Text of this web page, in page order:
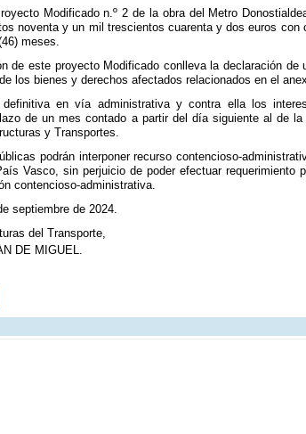
Modificado n.º 2 de la obra del Metro
noventa y un mil trescientos cuarenta y dos euros
meses.
de este proyecto Modificado conlleva la declaración
los bienes y derechos afectados relacionados en el
en vía administrativa y contra ella los
de un mes contado a partir del día siguiente al de
y Transportes.
podrán interponer recurso contencioso-
Vasco, sin perjuicio de poder efectuar
contencioso-administrativa.
septiembre de 2024.
del Transporte,
DE MIGUEL.